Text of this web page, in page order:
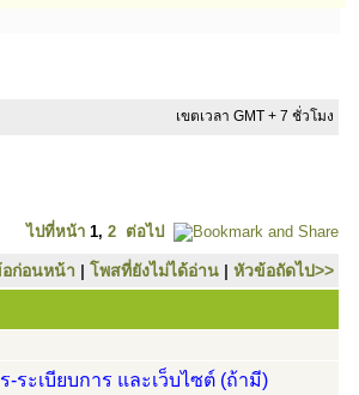
เขตเวลา GMT + 7 ชั่วโมง
ไปที่หน้า 1, 2 ต่อไป
ก่อนหน้า | โพสที่ยังไม่ได้อ่าน | หัวข้อถัดไป>>
ะเบียบการ และเว็บไซต์ (ถ้ามี)